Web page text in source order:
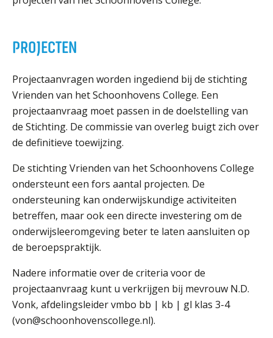
PROJECTEN
Projectaanvragen worden ingediend bij de stichting
Vrienden van het Schoonhovens College. Een
projectaanvraag moet passen in de doelstelling van
de Stichting. De commissie van overleg buigt zich over
de definitieve toewijzing.
De stichting Vrienden van het Schoonhovens College
ondersteunt een fors aantal projecten. De
ondersteuning kan onderwijskundige activiteiten
betreffen, maar ook een directe investering om de
onderwijsleeromgeving beter te laten aansluiten op
de beroepspraktijk.
Nadere informatie over de criteria voor de
projectaanvraag kunt u verkrijgen bij mevrouw N.D.
Vonk, afdelingsleider vmbo bb | kb | gl klas 3-4
(von@schoonhovenscollege.nl).